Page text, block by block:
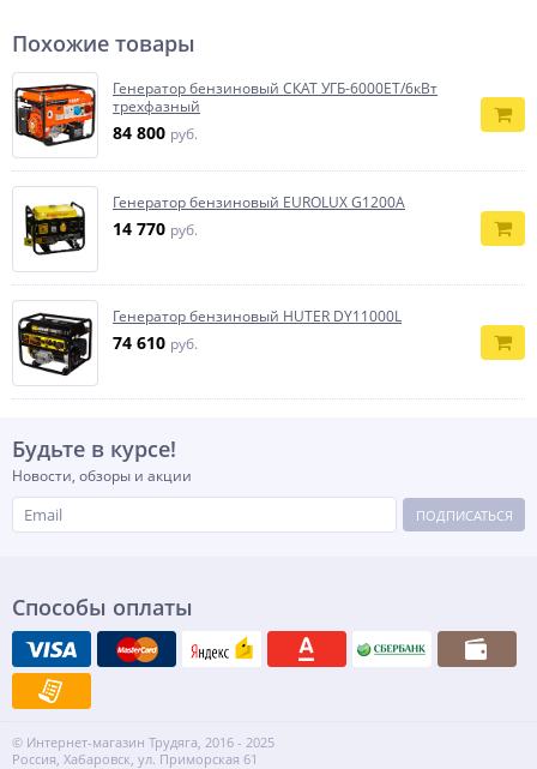
Похожие товары
Генератор бензиновый СКАТ УГБ-6000ЕT/6кВт
трехфазный
84 800 руб.
Генератор бензиновый EUROLUX G1200A
14 770 руб.
Генератор бензиновый HUTER DY11000L
74 610 руб.
Будьте в курсе!
Новости, обзоры и акции
ПОДПИСАТЬСЯ
Способы оплаты
© Интернет-магазин Трудяга, 2016 - 2025
Россия, Хабаровск, ул. Приморская 61